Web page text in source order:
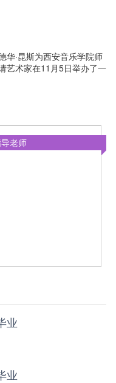
华·昆斯为西安音乐学院师
艺术家在11月5日举办了一
老师
业
业